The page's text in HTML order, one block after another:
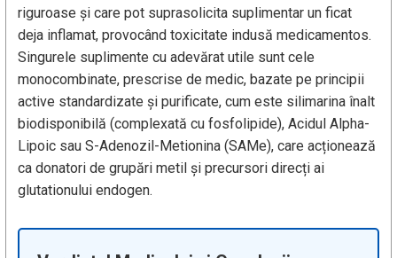
riguroase și care pot suprasolicita suplimentar un ficat
deja inflamat, provocând toxicitate indusă medicamentos.
Singurele suplimente cu adevărat utile sunt cele
monocombinate, prescrise de medic, bazate pe principii
active standardizate și purificate, cum este silimarina înalt
biodisponibilă (complexată cu fosfolipide), Acidul Alpha-
Lipoic sau S-Adenozil-Metionina (SAMe), care acționează
ca donatori de grupări metil și precursori direcți ai
glutationului endogen.